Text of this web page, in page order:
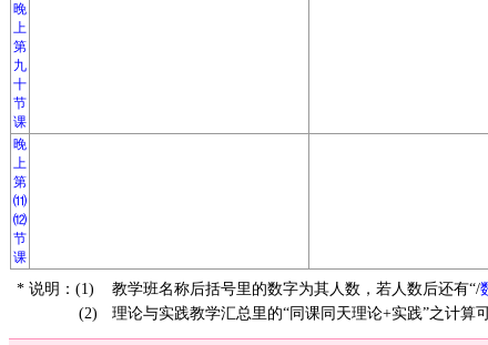
晚
上
第
九
十
节
课
晚
上
第
⑾
⑿
节
课
* 说明：(1) 教学班名称后括号里的数字为其人数，若人数后还有“/
(2)
理论与实践教学汇总里的“同课同天理论+实践”之计